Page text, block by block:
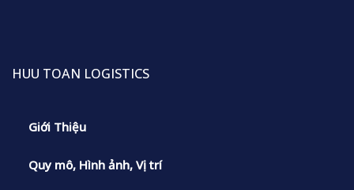
HUU TOAN LOGISTICS
Giới Thiệu
Quy mô, Hình ảnh, Vị trí